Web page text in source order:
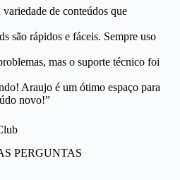
variedade de conteúdos que
são rápidos e fáceis. Sempre uso
mas o suporte técnico foi
Araujo é um ótimo espaço para
novo!”
PERGUNTAS